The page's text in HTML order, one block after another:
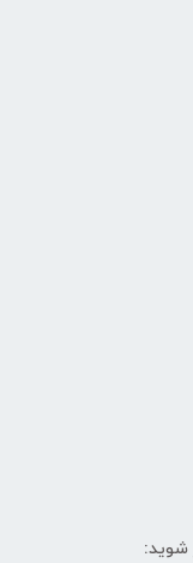
شوید: